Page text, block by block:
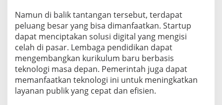
Namun di balik tantangan tersebut, terdapat
peluang besar yang bisa dimanfaatkan. Startup
dapat menciptakan solusi digital yang mengisi
celah di pasar. Lembaga pendidikan dapat
mengembangkan kurikulum baru berbasis
teknologi masa depan. Pemerintah juga dapat
memanfaatkan teknologi ini untuk meningkatkan
layanan publik yang cepat dan efisien.